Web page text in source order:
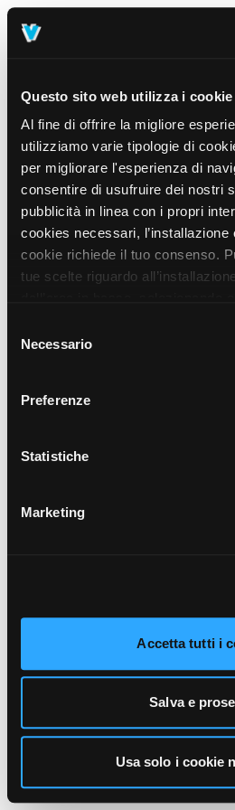
Questo sito web utilizza i cookie
Al fine di offrire la migliore
utilizziamo varie tipologie di
per migliorare l'esperienza di
consentire di usufruire dei nostri
pubblicità in linea con i propri
cookies necessari,
cookie richiede il tuo consenso.
tue scelte riguardo
prosegui” o decidere di
sul pulsante “Accetta tutti i
unicamente i cookie necessari
funzionamento, puoi prendere
delNecessario
Preferenze
Statistiche
Marketing
Accetta tutti i
Salva e
Usa solo i cookie
404